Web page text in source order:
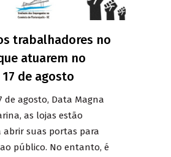
trabalhadores no
atuarem no
de agosto
de agosto, Data Magna
as lojas estão
abrir suas portas para
público. No entanto, é